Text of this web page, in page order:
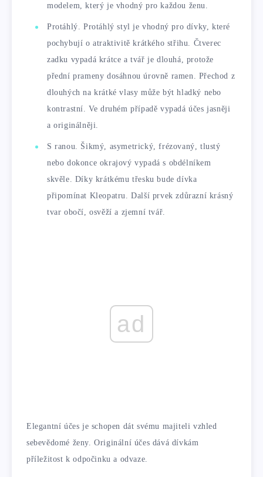
modelem, který je vhodný pro každou ženu.
Protáhlý. Protáhlý styl je vhodný pro dívky, které
pochybují o atraktivitě krátkého střihu. Čtverec
zadku vypadá krátce a tvář je dlouhá, protože
přední prameny dosáhnou úrovně ramen. Přechod z
dlouhých na krátké vlasy může být hladký nebo
kontrastní. Ve druhém případě vypadá účes jasněji
a originálněji.
S ranou. Šikmý, asymetrický, frézovaný, tlustý
nebo dokonce okrajový vypadá s obdélníkem
skvěle. Díky krátkému třesku bude dívka
připomínat Kleopatru. Další prvek zdůrazní krásný
tvar obočí, osvěží a zjemní tvář.
ad
Elegantní účes je schopen dát svému majiteli vzhled
sebevědomé ženy. Originální účes dává dívkám
příležitost k odpočinku a odvaze.